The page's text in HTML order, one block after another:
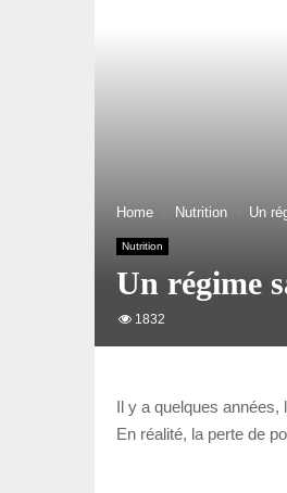
Home Nutrition Un
Nutrition
Un régime
1832
Il y a quelques
En réalité, la perte de